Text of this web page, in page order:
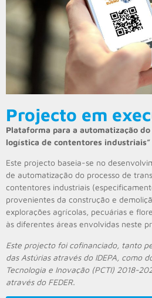
Projecto em
Plataforma para a automatização
logística de contentores industriais”
Este projecto baseia-se no
de automatização do processo de
contentores industriais
provenientes da construção e
explorações agrícolas, pecuárias e
às diferentes áreas envolvidas neste
Este projecto foi cofinanciado, tanto
das Astúrias através do IDEPA, como
Tecnologia e Inovação (PCTI) 2018-
através do FEDER.